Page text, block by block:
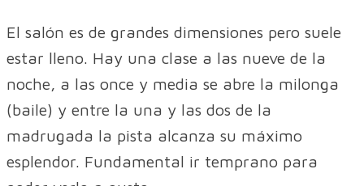
El salón es de grandes dimensiones pero suele
estar lleno. Hay una clase a las nueve de la
noche, a las once y media se abre la milonga
(baile) y entre la una y las dos de la
madrugada la pista alcanza su máximo
esplendor. Fundamental ir temprano para